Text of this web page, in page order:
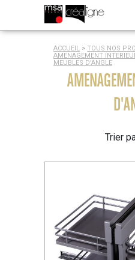
ACCUEIL > TOUS NOS
AMENAGEMENT
MEUBLES D'ANGLE
Trier